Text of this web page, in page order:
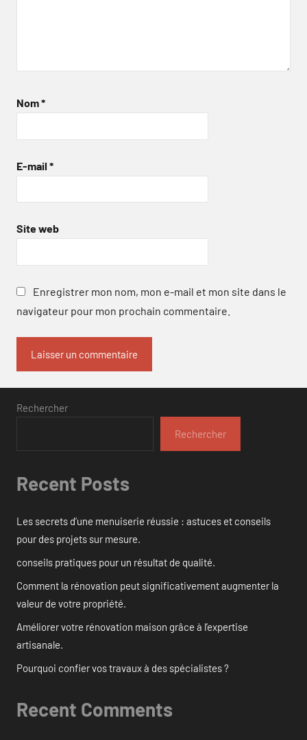
Nom*
E-mail *
Site web
Enregistrer mon nom, mon e-mail et mon site dans le
navigateur pour mon prochain commentaire.
Rechercher
Rechercher
Recent Posts
Les secrets d’une menuiserie réussie : astuces et conseils
pour des projets sur mesure.
conseils pratiques pour un résultat de qualité.
Comment la rénovation peut significativement augmenter la
valeur de votre propriété.
Améliorer votre rénovation maison grâce à l’expertise
artisanale.
Pourquoi confier vos travaux à des spécialistes ?
Recent Comments